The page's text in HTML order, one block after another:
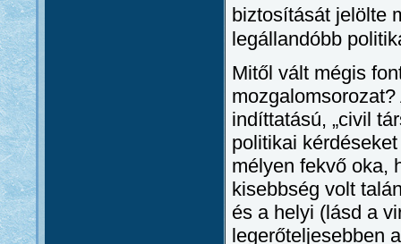
biztosítását jelölte
legállandóbb
Mitől vált mégis
indíttatású, „civil
politikai
mélyen fekvő oka,
kisebbség volt
és a helyi (lásd a
legerőteljesebben